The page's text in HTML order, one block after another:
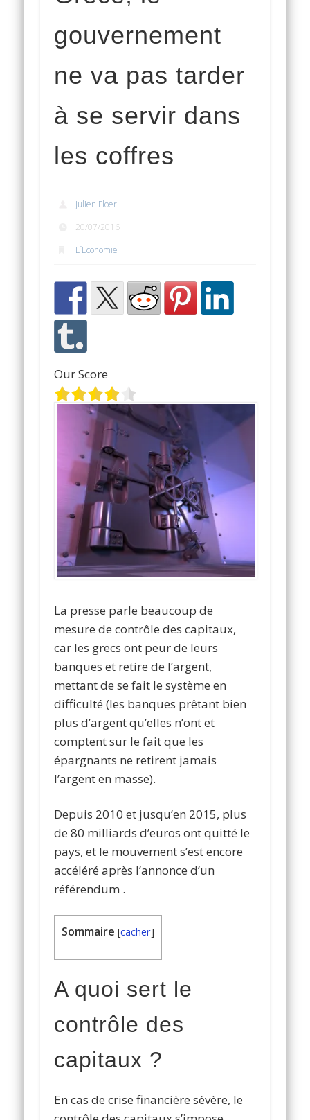
gouvernement
ne va pas tarder
à se servir dans
les coffres
Julien Floer
20/07/2016
L´Economie
Our Score
La presse parle beaucoup de
mesure de contrôle des capitaux,
car les grecs ont peur de leurs
banques et retire de l’argent,
mettant de se fait le système en
difficulté (les banques prêtant bien
plus d’argent qu’elles n’ont et
comptent sur le fait que les
épargnants ne retirent jamais
l’argent en masse).
Depuis 2010 et jusqu’en 2015, plus
de 80 milliards d’euros ont quitté le
pays, et le mouvement s’est encore
accéléré après l’annonce d’un
référendum .
Sommaire [cacher]
A quoi sert le
contrôle des
capitaux ?
En cas de crise financière sévère, le